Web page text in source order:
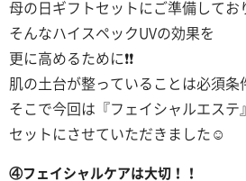
母の日ギフトセットにご準備してお
そんなハイスペックUVの効果を
更に高めるために❗❗
肌の土台が整っていることは必須
そこで今回は『フェイシャルエステ
セットにさせていただきました☺️
④フェイシャルケアは大切！！